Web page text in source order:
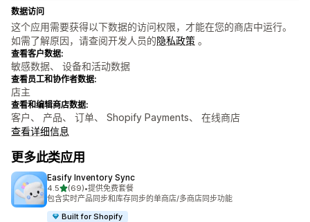
数据访问
这个应用需要获得以下数据的访问权限，才能在您的商店中运行。
如需了解原因，请查阅开发人员的隐私政策 。
查看客户数据:
敏感数据、 设备和活动数据
查看员工和协作者数据:
店主
查看和编辑商店数据:
客户、 产品、 订单、 Shopify Payments、 在线商店
查看详细信息
更多此类应用
Easify Inventory Sync
4.5星（满分 5 星）
(69)
总共 69 条评论
•提供免费套餐
包含实时产品同步和库存同步的单商店/多商店同步功能
Built for Shopify